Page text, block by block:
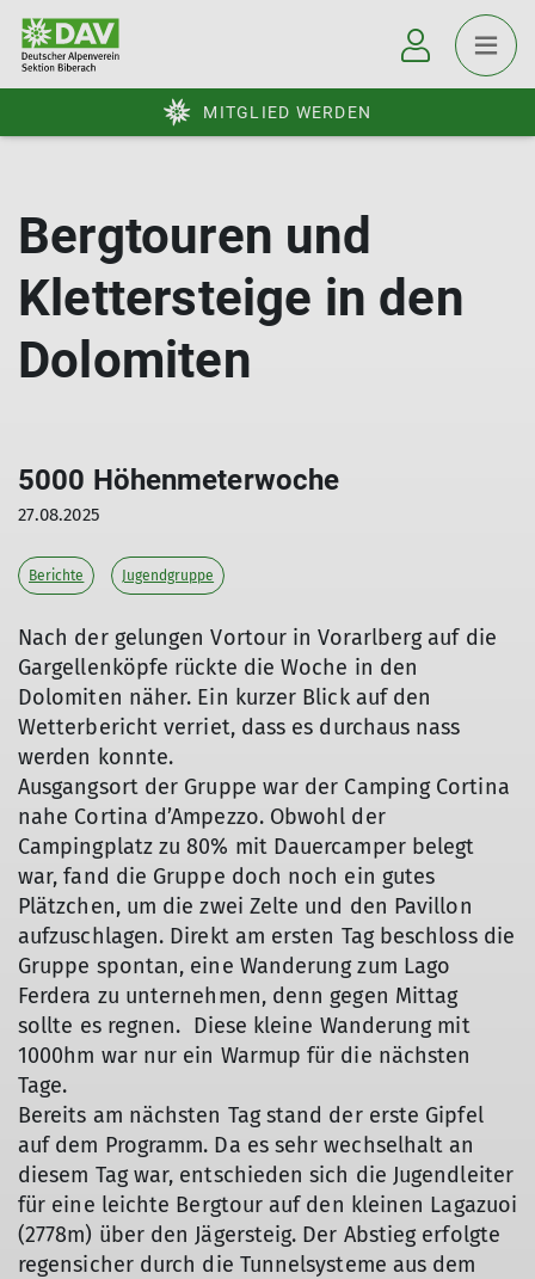
MITGLIED WERDEN
Bergtouren und
Klettersteige in den
Dolomiten
5000 Höhenmeterwoche
27.08.2025
Berichte Jugendgruppe
Nach der gelungen Vortour in Vorarlberg auf die
Gargellenköpfe rückte die Woche in den
Dolomiten näher. Ein kurzer Blick auf den
Wetterbericht verriet, dass es durchaus nass
werden konnte.
Ausgangsort der Gruppe war der Camping Cortina
nahe Cortina d’Ampezzo. Obwohl der
Campingplatz zu 80% mit Dauercamper belegt
war, fand die Gruppe doch noch ein gutes
Plätzchen, um die zwei Zelte und den Pavillon
aufzuschlagen. Direkt am ersten Tag beschloss die
Gruppe spontan, eine Wanderung zum Lago
Ferdera zu unternehmen, denn gegen Mittag
sollte es regnen. Diese kleine Wanderung mit
1000hm war nur ein Warmup für die nächsten
Tage.
Bereits am nächsten Tag stand der erste Gipfel
auf dem Programm. Da es sehr wechselhalt an
diesem Tag war, entschieden sich die Jugendleiter
für eine leichte Bergtour auf den kleinen Lagazuoi
(2778m) über den Jägersteig. Der Abstieg erfolgte
regensicher durch die Tunnelsysteme aus dem
© DAV Biberach